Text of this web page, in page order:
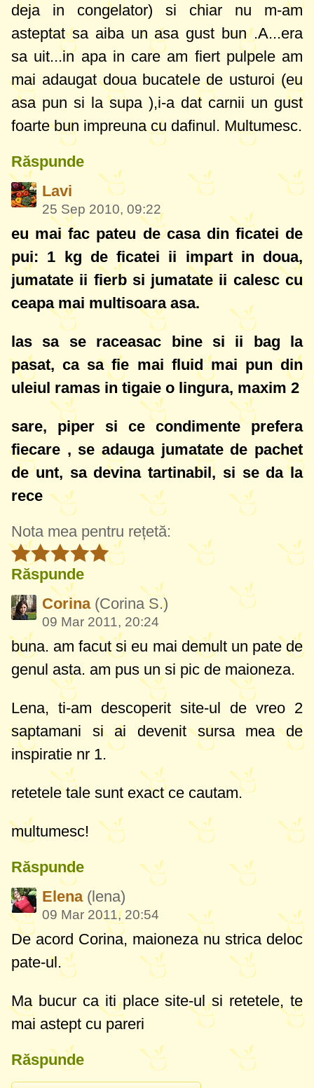
deja in congelator) si chiar nu m-am
asteptat sa aiba un asa gust bun .A...era
sa uit...in apa in care am fiert pulpele am
mai adaugat doua bucatele de usturoi (eu
asa pun si la supa ),i-a dat carnii un gust
foarte bun impreuna cu dafinul. Multumesc.
Răspunde
Lavi
25 Sep 2010, 09:22
eu mai fac pateu de casa din ficatei de
pui: 1 kg de ficatei ii impart in doua,
jumatate ii fierb si jumatate ii calesc cu
ceapa mai multisoara asa.
las sa se raceasac bine si ii bag la
pasat, ca sa fie mai fluid mai pun din
uleiul ramas in tigaie o lingura, maxim 2
sare, piper si ce condimente prefera
fiecare , se adauga jumatate de pachet
de unt, sa devina tartinabil, si se da la
rece
Nota mea pentru rețetă:
Răspunde
Corina (Corina S.)
09 Mar 2011, 20:24
buna. am facut si eu mai demult un pate de
genul asta. am pus un si pic de maioneza.
Lena, ti-am descoperit site-ul de vreo 2
saptamani si ai devenit sursa mea de
inspiratie nr 1.
retetele tale sunt exact ce cautam.
multumesc!
Răspunde
Elena (lena)
09 Mar 2011, 20:54
De acord Corina, maioneza nu strica deloc
pate-ul.
Ma bucur ca iti place site-ul si retetele, te
mai astept cu pareri
Răspunde